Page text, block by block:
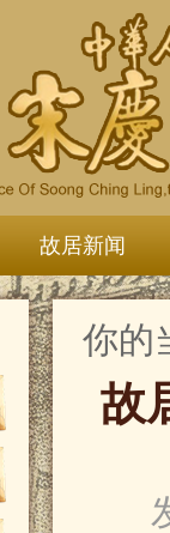
故居新闻
你的
故